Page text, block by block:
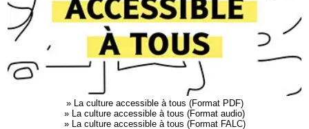
» La culture accessible à tous (Format PDF)
» La culture accessible à tous (Format audio)
» La culture accessible à tous (Format FALC)